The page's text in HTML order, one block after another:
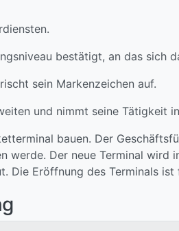
bestätigt, an das sich
sein Markenzeichen auf.
und nimmt seine Tätigkeit
bauen. Der
werde. Der neue Terminal wird
Die Eröffnung des Terminals